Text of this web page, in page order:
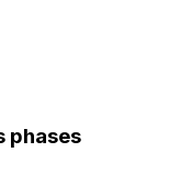
phases